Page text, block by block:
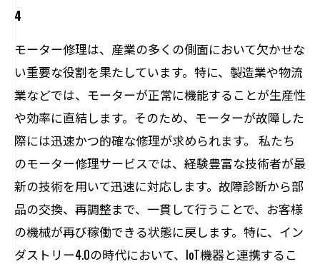
4
モーター修理は、産業の多くの側面において欠かせな
い重要な役割を果たしています。特に、製造業や物流
業などでは、モーターが正常に機能することが生産性
や効率に直結します。そのため、モーターが故障した
際には迅速かつ的確な修理が求められます。 私たち
のモーター修理サービスでは、経験豊富な技術者が最
新の技術を用いて迅速に対応します。故障診断から部
品の交換、再調整まで、一貫して行うことで、お客様
の機械が再び稼働できる状態に戻します。特に、イン
ダストリー4.0の時代において、IoT機器と連携するこ